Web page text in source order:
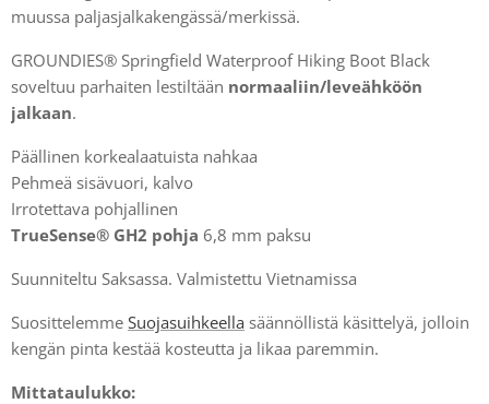
muussa paljasjalkakengässä/merkissä.
GROUNDIES® Springfield Waterproof Hiking Boot Black
soveltuu parhaiten lestiltään normaaliin/leveähköön
jalkaan.
Päällinen korkealaatuista nahkaa
Pehmeä sisävuori, kalvo
Irrotettava pohjallinen
TrueSense® GH2 pohja 6,8 mm paksu
Suunniteltu Saksassa. Valmistettu Vietnamissa
Suosittelemme Suojasuihkeella säännöllistä käsittelyä, jolloin
kengän pinta kestää kosteutta ja likaa paremmin.
Mittataulukko: